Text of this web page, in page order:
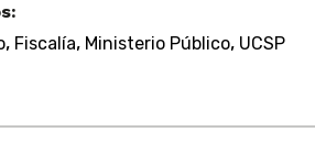
, Fiscalía, Ministerio Público, UCSP